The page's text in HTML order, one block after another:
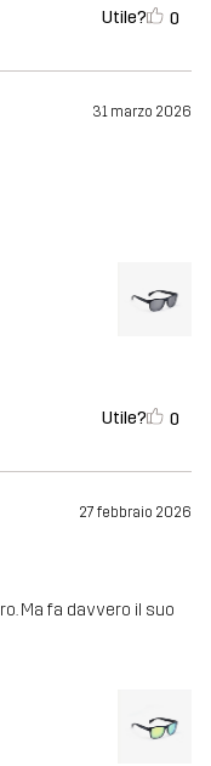
Utile? 0
31 marzo 2026
Utile? 0
27 febbraio 2026
Ma fa davvero il suo